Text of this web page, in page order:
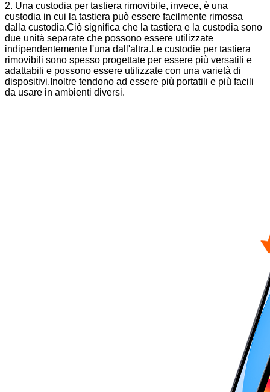
2. Una custodia per tastiera rimovibile, invece, è una
custodia in cui la tastiera può essere facilmente rimossa
dalla custodia.Ciò significa che la tastiera e la custodia sono
due unità separate che possono essere utilizzate
indipendentemente l'una dall'altra.Le custodie per tastiera
rimovibili sono spesso progettate per essere più versatili e
adattabili e possono essere utilizzate con una varietà di
dispositivi.Inoltre tendono ad essere più portatili e più facili
da usare in ambienti diversi.